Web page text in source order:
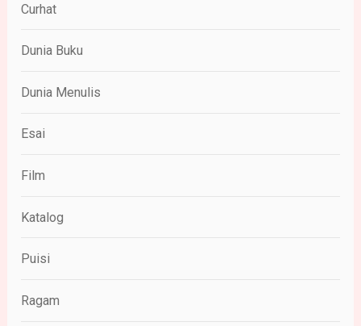
Curhat
Dunia Buku
Dunia Menulis
Esai
Film
Katalog
Puisi
Ragam